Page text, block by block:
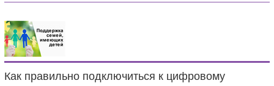
Как правильно подключиться к цифровому